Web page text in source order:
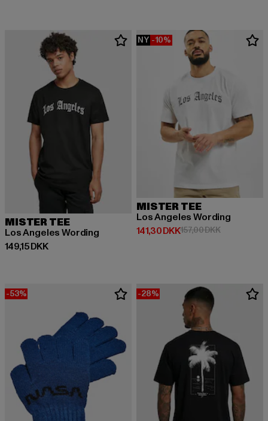
MISTER TEE
Los Angeles Wording
149,15 DKK
Nuværende pris: 149,15 DKK
NY -10%
MISTER TEE
Los Angeles Wording
141,30 DKK
Nuværende pris: 141,30 DKK
157,00 DKK
-53% -28%